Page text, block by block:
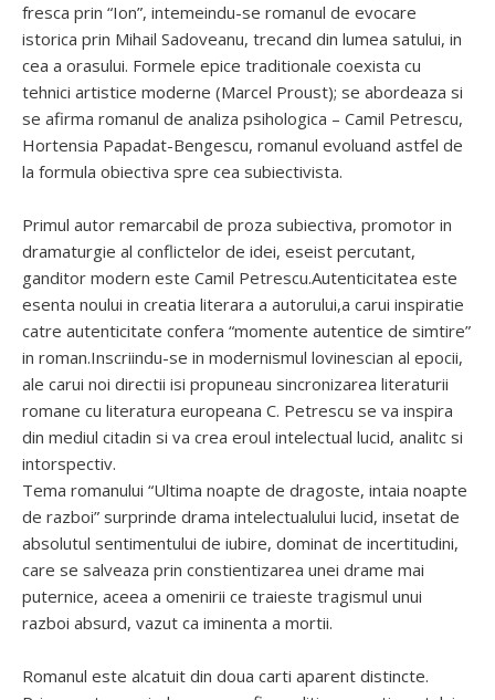
fresca prin “Ion”, intemeindu-se romanul de evocare
istorica prin Mihail Sadoveanu, trecand din lumea satului, in
cea a orasului. Formele epice traditionale coexista cu
tehnici artistice moderne (Marcel Proust); se abordeaza si
se afirma romanul de analiza psihologica – Camil Petrescu,
Hortensia Papadat-Bengescu, romanul evoluand astfel de
la formula obiectiva spre cea subiectivista.
Primul autor remarcabil de proza subiectiva, promotor in
dramaturgie al conflictelor de idei, eseist percutant,
ganditor modern este Camil Petrescu.Autenticitatea este
esenta noului in creatia literara a autorului,a carui inspiratie
catre autenticitate confera “momente autentice de simtire”
in roman.Inscriindu-se in modernismul lovinescian al epocii,
ale carui noi directii isi propuneau sincronizarea literaturii
romane cu literatura europeana C. Petrescu se va inspira
din mediul citadin si va crea eroul intelectual lucid, analitc si
intorspectiv.
Tema romanului “Ultima noapte de dragoste, intaia noapte
de razboi” surprinde drama intelectualului lucid, insetat de
absolutul sentimentului de iubire, dominat de incertitudini,
care se salveaza prin constientizarea unei drame mai
puternice, aceea a omenirii ce traieste tragismul unui
razboi absurd, vazut ca iminenta a mortii.
Romanul este alcatuit din doua carti aparent distincte.